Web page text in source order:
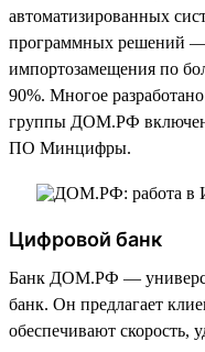
автоматизированных
программных решений —
импортозамещения по
90%. Многое
группы ДОМ.РФ
ПО Минцифры.
Цифровой банк
Банк ДОМ.РФ —
банк. Он предлагает
обеспечивают скорость,